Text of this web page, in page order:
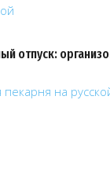
отпуск: